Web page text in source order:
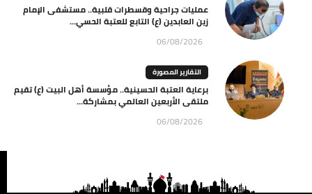
عمليات جراحية وقسطرات قلبية.. مستشفى الإمام
زين العابدين (ع) التابع للعتبة الحسي...
06/08/2026
التقارير المصورة
برعاية العتبة الحسينية.. مؤسسة أهل البيت (ع) تقيم
ملتقى الأربعين العالمي بمشاركة...
06/08/2026